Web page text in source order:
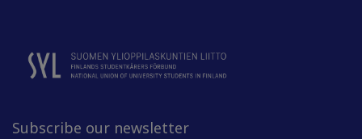
Subscribe our newsletter